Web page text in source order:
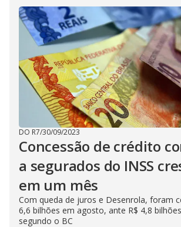
DO R7/30/09/2023
Concessão de crédito
a segurados do INSS
em um mês
Com queda de juros e Desenrola, foram
6,6 bilhões em agosto, ante R$ 4,8
segundo o BC